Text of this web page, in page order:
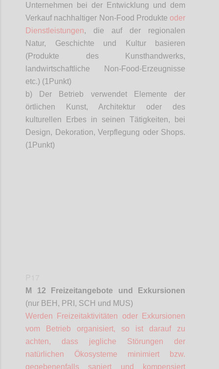
Unternehmen bei der Entwicklung und dem
Verkauf nachhaltiger Non-Food Produkte oder
Dienstleistungen, die auf der regionalen
Natur, Geschichte und Kultur basieren
(Produkte des Kunsthandwerks,
landwirtschaftliche Non-Food-Erzeugnisse
etc.) (1 Punkt)
b) Der Betrieb verwendet Elemente der
örtlichen Kunst, Architektur oder des
kulturellen Erbes in seinen Tätigkeiten, bei
Design, Dekoration, Verpflegung oder Shops.
(1 Punkt)
M 12 Freizeitangebote und Exkursionen
(nur BEH, PRI, SCH und MUS)
Werden Freizeitaktivitäten oder Exkursionen
vom Betrieb organisiert, so ist darauf zu
achten, dass jegliche Störungen der
natürlichen Ökosysteme minimiert bzw.
gegebenenfalls saniert und kompensiert